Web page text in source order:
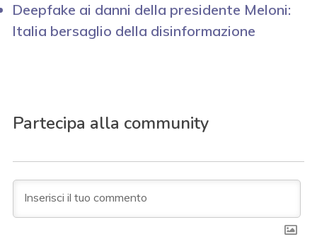
Deepfake ai danni della presidente Meloni:
Italia bersaglio della disinformazione
Partecipa alla community